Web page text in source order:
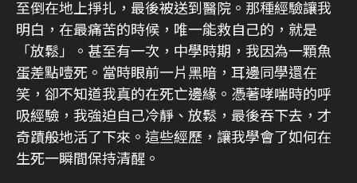
至倒在地上掙扎，最後被送到醫院。那種經驗讓我
明白，在最痛苦的時候，唯一能救自己的，就是
「放鬆」。甚至有一次，中學時期，我因為一顆魚
蛋差點噎死。當時眼前一片黑暗，耳邊同學還在
笑，卻不知道我真的在死亡邊緣。憑著哮喘時的呼
吸經驗，我強迫自己冷靜、放鬆，最後吞下去，才
奇蹟般地活了下來。這些經歷，讓我學會了如何在
生死一瞬間保持清醒。